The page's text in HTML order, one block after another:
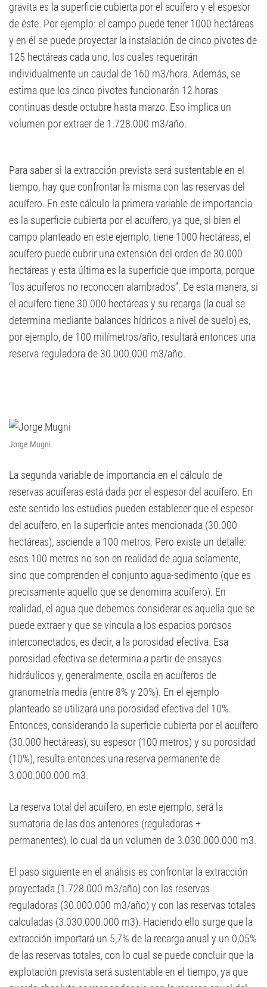
gravita es la superficie cubierta por el acuífero y el espesor
de éste. Por ejemplo: el campo puede tener 1000 hectáreas
y en él se puede proyectar la instalación de cinco pivotes de
125 hectáreas cada uno, los cuales requerirán
individualmente un caudal de 160 m3/hora. Además, se
estima que los cinco pivotes funcionarán 12 horas
continuas desde octubre hasta marzo. Eso implica un
volumen por extraer de 1.728.000 m3/año.
Para saber si la extracción prevista será sustentable en el
tiempo, hay que confrontar la misma con las reservas del
acuífero. En este cálculo la primera variable de importancia
es la superficie cubierta por el acuífero, ya que, si bien el
campo planteado en este ejemplo, tiene 1000 hectáreas, el
acuífero puede cubrir una extensión del orden de 30.000
hectáreas y esta última es la superficie que importa, porque
“los acuíferos no reconocen alambrados”. De esta manera, si
el acuífero tiene 30.000 hectáreas y su recarga (la cual se
determina mediante balances hídricos a nivel de suelo) es,
por ejemplo, de 100 milímetros/año, resultará entonces una
reserva reguladora de 30.000.000 m3/año.
Jorge Mugni
La segunda variable de importancia en el cálculo de
reservas acuíferas está dada por el espesor del acuífero. En
este sentido los estudios pueden establecer que el espesor
del acuífero, en la superficie antes mencionada (30.000
hectáreas), asciende a 100 metros. Pero existe un detalle:
esos 100 metros no son en realidad de agua solamente,
sino que comprenden el conjunto agua-sedimento (que es
precisamente aquello que se denomina acuífero). En
realidad, el agua que debemos considerar es aquella que se
puede extraer y que se vincula a los espacios porosos
interconectados, es decir, a la porosidad efectiva. Esa
porosidad efectiva se determina a partir de ensayos
hidráulicos y, generalmente, oscila en acuíferos de
granometría media (entre 8% y 20%). En el ejemplo
planteado se utilizará una porosidad efectiva del 10%.
Entonces, considerando la superficie cubierta por el acuífero
(30.000 hectáreas), su espesor (100 metros) y su porosidad
(10%), resulta entonces una reserva permanente de
3.000.000.000 m3.
La reserva total del acuífero, en este ejemplo, será la
sumatoria de las dos anteriores (reguladoras +
permanentes), lo cual da un volumen de 3.030.000.000 m3.
El paso siguiente en el análisis es confrontar la extracción
proyectada (1.728.000 m3/año) con las reservas
reguladoras (30.000.000 m3/año) y con las reservas totales
calculadas (3.030.000.000 m3). Haciendo ello surge que la
extracción importará un 5,7% de la recarga anual y un 0,05%
de las reservas totales, con lo cual se puede concluir que la
explotación prevista será sustentable en el tiempo, ya que